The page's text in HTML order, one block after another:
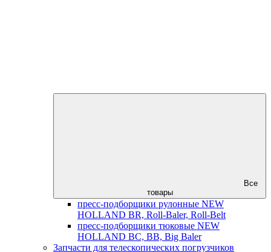
Все
товары
пресс-подборщики рулонные NEW
HOLLAND BR, Roll-Baler, Roll-Belt
пресс-подборщики тюковые NEW
HOLLAND BC, BB, Big Baler
Запчасти для телескопических погрузчиков